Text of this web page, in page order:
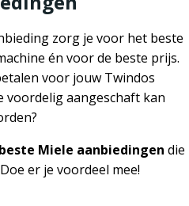
zorg je voor het beste
én voor de beste prijs.
voor jouw Twindos
voordelig aangeschaft kan
beste Miele aanbiedingen die
er je voordeel mee!